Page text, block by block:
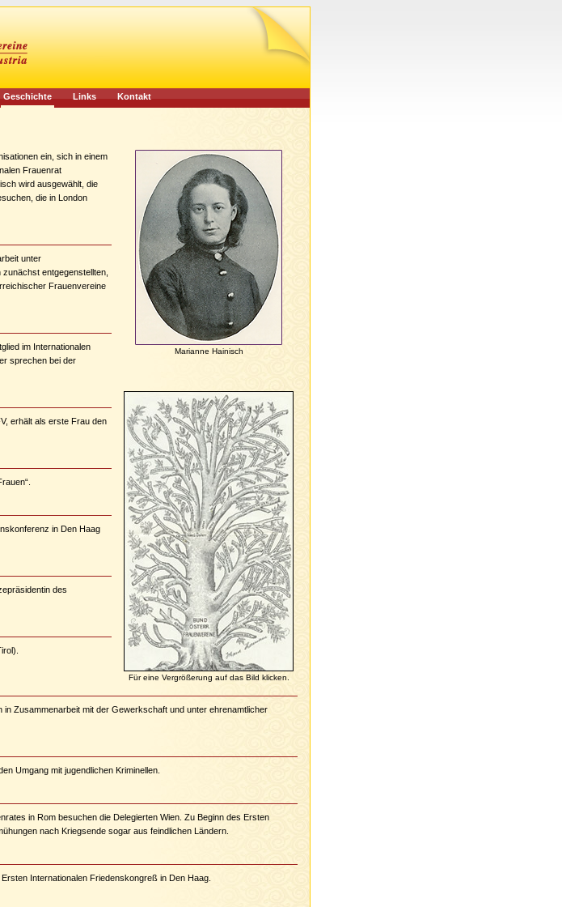
Geschichte Links Kontakt
ein, sich in einem
Frauenrat
wird ausgewählt, die
die in London
unter
entgegenstellten,
Frauenvereine
im Internationalen
sprechen bei der
erhält als erste Frau den
in Den Haag
des
Marianne Hainisch
Für eine Vergrößerung auf das Bild klicken.
Zusammenarbeit mit der Gewerkschaft und unter ehrenamtlicher
Umgang mit jugendlichen Kriminellen.
in Rom besuchen die Delegierten Wien. Zu Beginn des Ersten
nach Kriegsende sogar aus feindlichen Ländern.
Internationalen Friedenskongreß in Den Haag.